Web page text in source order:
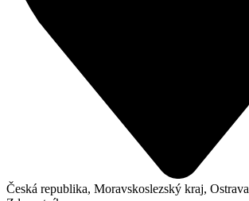
Česká republika, Moravskoslezský kraj, Ostrava